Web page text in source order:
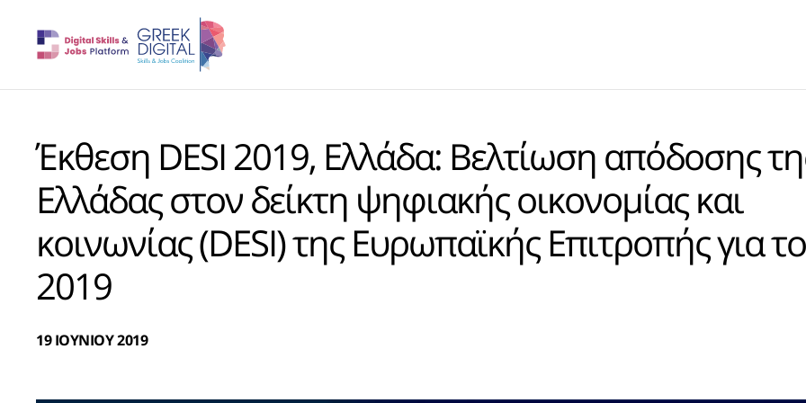
Έκθεση DESI 2019, Ελλάδα: Βελτίωση απόδοσης
Ελλάδας στον δείκτη ψηφιακής οικονομίας και
κοινωνίας (DESI) της Ευρωπαϊκής Επιτροπής για το
2019
19 ΙΟΥΝΙΟΥ 2019